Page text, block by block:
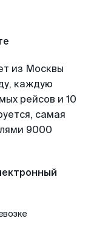
из Москвы
каждую
рейсов и 10
самая
9000